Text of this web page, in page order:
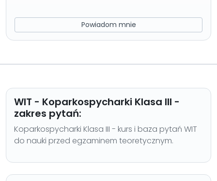
Powiadom mnie
WIT - Koparkospycharki Klasa III -
zakres pytań:
Koparkospycharki Klasa III - kurs i baza pytań WIT
do nauki przed egzaminem teoretycznym.